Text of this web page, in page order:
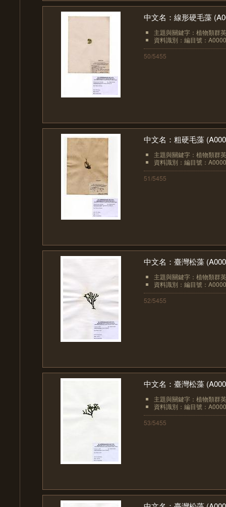
中文名：線形硬毛藻
主題與關鍵字：植物類群
資料識別：編目號：
50/5455
中文名：粗硬毛藻
主題與關鍵字：植物類群
資料識別：編目號：
51/5455
中文名：臺灣松藻
主題與關鍵字：植物類群
資料識別：編目號：
52/5455
中文名：臺灣松藻
主題與關鍵字：植物類群
資料識別：編目號：
53/5455